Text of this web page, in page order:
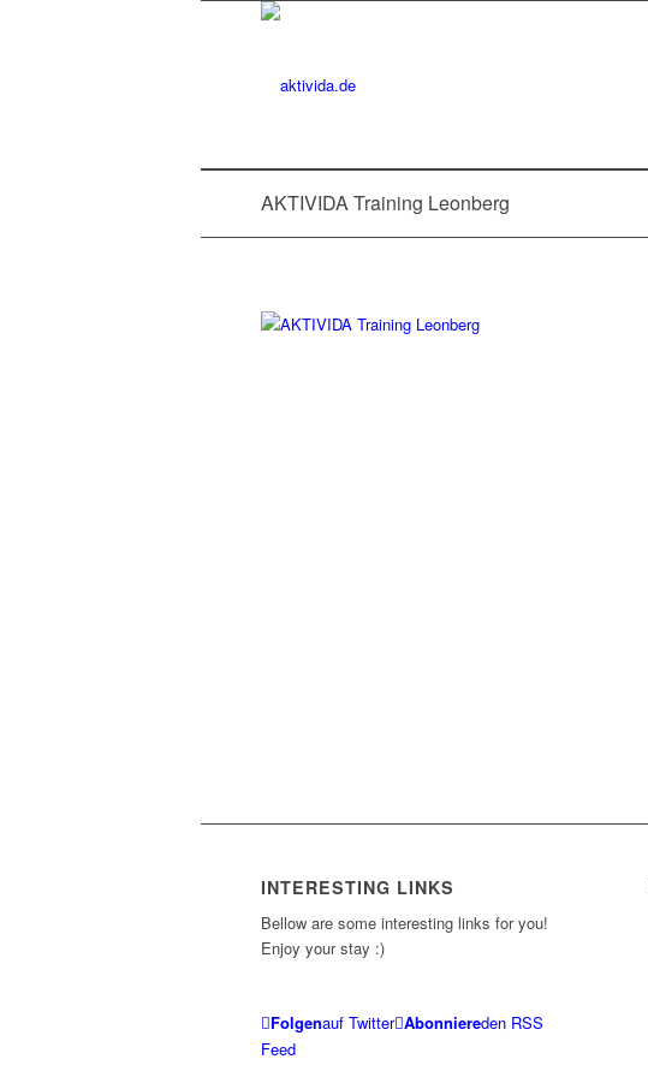
AKTIVIDA Training Leonberg
INTERESTING LINKS
Bellow are some interesting links for you!
Enjoy your stay :)
Folgenauf Twitter Abonniereden RSS
Feed